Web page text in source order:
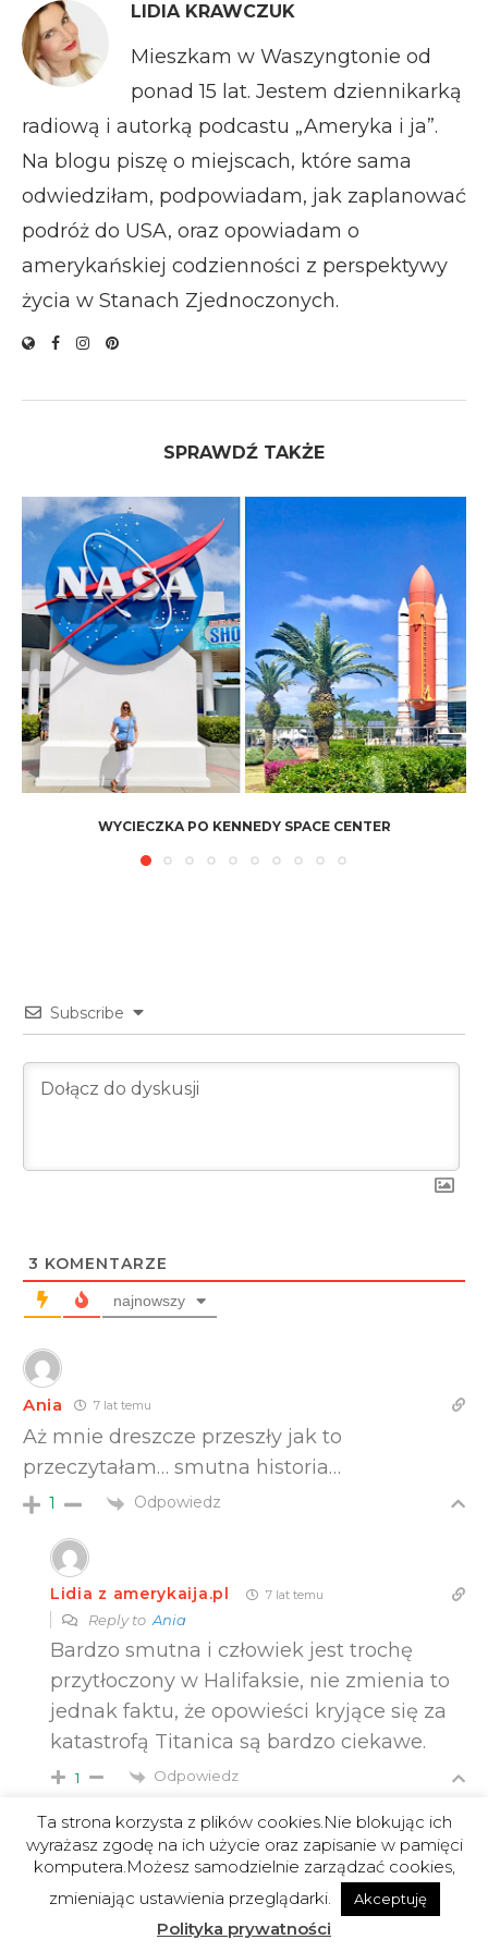
LIDIA KRAWCZUK
Mieszkam w Waszyngtonie od
ponad 15 lat. Jestem dziennikarką
radiową i autorką podcastu „Ameryka i ja”.
Na blogu piszę o miejscach, które sama
odwiedziłam, podpowiadam, jak zaplanować
podróż do USA, oraz opowiadam o
amerykańskiej codzienności z perspektywy
życia w Stanach Zjednoczonych.
SPRAWDŹ TAKŻE
WYCIECZKA PO KENNEDY SPACE CENTER
Subscribe
3 KOMENTARZE
najnowszy
Ania 7 lat temu
Aż mnie dreszcze przeszły jak to
przeczytałam… smutna historia…
1 Odpowiedz
Lidia z amerykaija.pl 7 lat temu
Reply to Ania
Bardzo smutna i człowiek jest trochę
przytłoczony w Halifaksie, nie zmienia to
jednak faktu, że opowieści kryjące się za
katastrofą Titanica są bardzo ciekawe.
1 Odpowiedz
Ania 7 lat temu
Reply toLidia z amerykaija.pl
Oj tak, ja bardzo lubię takie ciekawostki
Ta strona korzysta z plików cookies.Nie blokując ich
wyrażasz zgodę na ich użycie oraz zapisanie w pamięci
komputera.Możesz samodzielnie zarządzać cookies,
zmieniając ustawienia przeglądarki.
Akceptuję
Polityka prywatności
3